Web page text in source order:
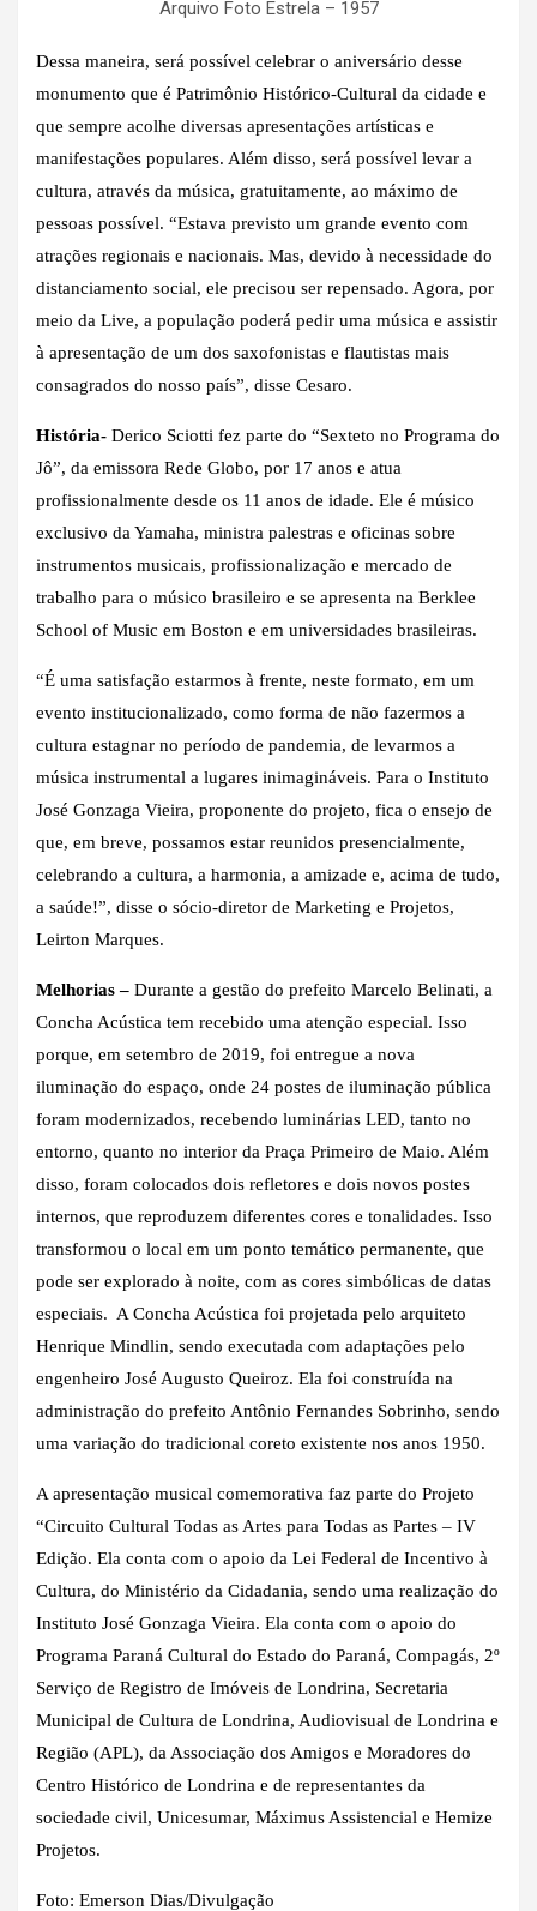
Arquivo Foto Estrela – 1957
Dessa maneira, será possível celebrar o aniversário desse
monumento que é Patrimônio Histórico-Cultural da cidade e
que sempre acolhe diversas apresentações artísticas e
manifestações populares. Além disso, será possível levar a
cultura, através da música, gratuitamente, ao máximo de
pessoas possível. “Estava previsto um grande evento com
atrações regionais e nacionais. Mas, devido à necessidade do
distanciamento social, ele precisou ser repensado. Agora, por
meio da Live, a população poderá pedir uma música e assistir
à apresentação de um dos saxofonistas e flautistas mais
consagrados do nosso país”, disse Cesaro.
História- Derico Sciotti fez parte do “Sexteto no Programa do
Jô”, da emissora Rede Globo, por 17 anos e atua
profissionalmente desde os 11 anos de idade. Ele é músico
exclusivo da Yamaha, ministra palestras e oficinas sobre
instrumentos musicais, profissionalização e mercado de
trabalho para o músico brasileiro e se apresenta na Berklee
School of Music em Boston e em universidades brasileiras.
“É uma satisfação estarmos à frente, neste formato, em um
evento institucionalizado, como forma de não fazermos a
cultura estagnar no período de pandemia, de levarmos a
música instrumental a lugares inimagináveis. Para o Instituto
José Gonzaga Vieira, proponente do projeto, fica o ensejo de
que, em breve, possamos estar reunidos presencialmente,
celebrando a cultura, a harmonia, a amizade e, acima de tudo,
a saúde!”, disse o sócio-diretor de Marketing e Projetos,
Leirton Marques.
Melhorias – Durante a gestão do prefeito Marcelo Belinati, a
Concha Acústica tem recebido uma atenção especial. Isso
porque, em setembro de 2019, foi entregue a nova
iluminação do espaço, onde 24 postes de iluminação pública
foram modernizados, recebendo luminárias LED, tanto no
entorno, quanto no interior da Praça Primeiro de Maio. Além
disso, foram colocados dois refletores e dois novos postes
internos, que reproduzem diferentes cores e tonalidades. Isso
transformou o local em um ponto temático permanente, que
pode ser explorado à noite, com as cores simbólicas de datas
especiais. A Concha Acústica foi projetada pelo arquiteto
Henrique Mindlin, sendo executada com adaptações pelo
engenheiro José Augusto Queiroz. Ela foi construída na
administração do prefeito Antônio Fernandes Sobrinho, sendo
uma variação do tradicional coreto existente nos anos 1950.
A apresentação musical comemorativa faz parte do Projeto
“Circuito Cultural Todas as Artes para Todas as Partes – IV
Edição. Ela conta com o apoio da Lei Federal de Incentivo à
Cultura, do Ministério da Cidadania, sendo uma realização do
Instituto José Gonzaga Vieira. Ela conta com o apoio do
Programa Paraná Cultural do Estado do Paraná, Compagás, 2º
Serviço de Registro de Imóveis de Londrina, Secretaria
Municipal de Cultura de Londrina, Audiovisual de Londrina e
Região (APL), da Associação dos Amigos e Moradores do
Centro Histórico de Londrina e de representantes da
sociedade civil, Unicesumar, Máximus Assistencial e Hemize
Projetos.
Foto: Emerson Dias/Divulgação